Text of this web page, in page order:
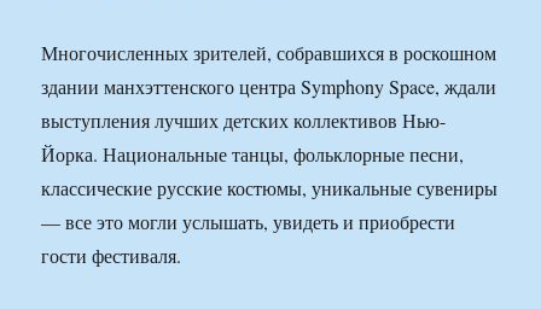
Многочисленных зрителей, собравшихся в роскошном
здании манхэттенского центра Symphony Space, ждали
выступления лучших детских коллективов Нью-
Йорка. Национальные танцы, фольклорные песни,
классические русские костюмы, уникальные сувениры
— все это могли услышать, увидеть и приобрести
гости фестиваля.